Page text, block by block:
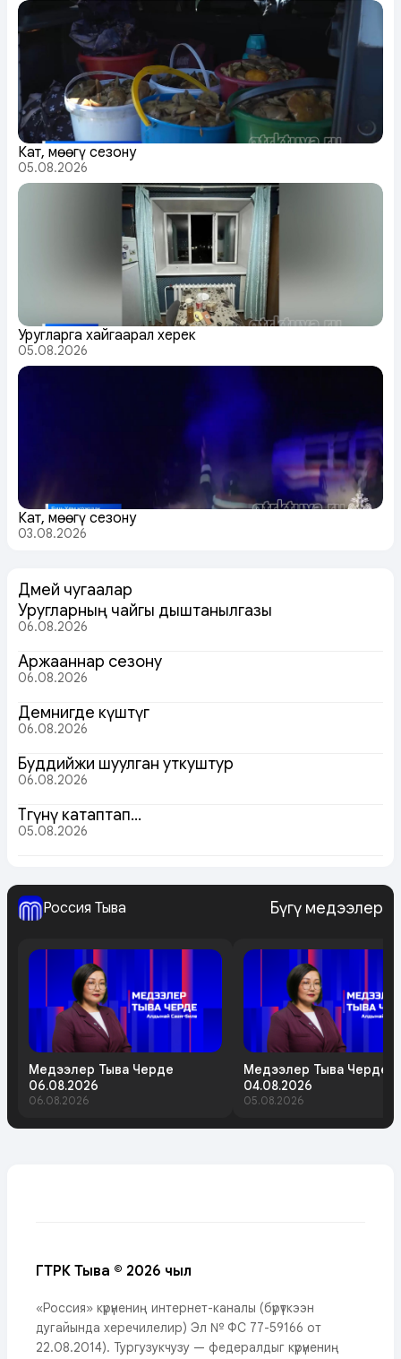
Кат, мөөгү сезону
05.08.2026
Уругларга хайгаарал херек
05.08.2026
Кат, мөөгү сезону
03.08.2026
Дөмей чугаалар
Уругларның чайгы дыштанылгазы
06.08.2026
Аржааннар сезону
06.08.2026
Демнигде күштүг
06.08.2026
Буддийжи шуулган уткуштур
06.08.2026
Төөгүнү катаптап…
05.08.2026
Россия Тыва Бүгү медээлер
Медээлер Тыва Черде
06.08.2026
06.08.2026
Медээлер Тыва Черде
04.08.2026
05.08.2026
ГТРК Тыва © 2026 чыл
«Россия» күрүнениң интернет-каналы (бүрүткээн
дугайында херечилелир) Эл № ФС 77-59166 от
22.08.2014). Тургузукчузу — федералдыг күрүнениң